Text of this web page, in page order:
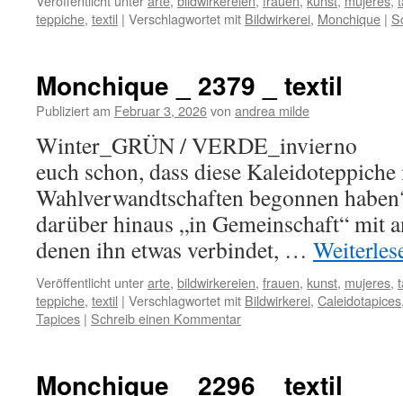
teppiche, textil | Verschlagwortet mit Bildwirkerei, Monchique |
Monchique _ 2379 _ textil
Publiziert am Februar 3, 2026von andrea milde
Winter_GRÜN /
euch schon, dass diese
Wahlverwandtschaften begonnen
darüber hinaus „in Gemeinschaft“ mit
denen ihn etwas verbindet, …
Veröffentlicht unterarte, bildwirkereien, frauen, kunst, mujeres,
teppiche, textil | Verschlagwortet mit Bildwirkerei, Caleidotapices
Tapices | Schreib einen Kommentar
Monchique _ 2296 _ textil